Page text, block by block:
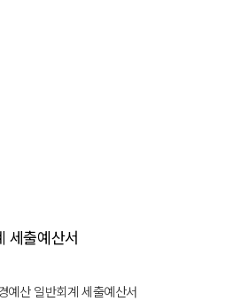
세출예산서
산 일반회계 세출예산서